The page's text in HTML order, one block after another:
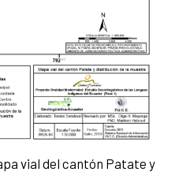
vial del cantón Patate y